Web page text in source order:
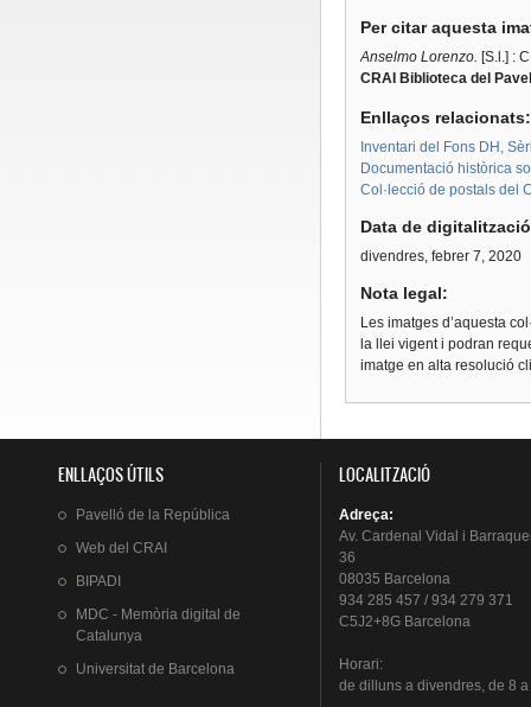
Per citar aquesta
Anselmo Lorenzo. [S.l.] :
CRAI Biblioteca del
Enllaços
Inventari del Fons DH,
Documentació històrica
Col·lecció de postals del
Data de
divendres, febrer 7, 2020
Nota legal:
Les imatges d’aquesta
la llei vigent i podran
imatge en alta resolució
ENLLAÇOS ÚTILS
Pavelló de la República
Web del CRAI
BIPADI
MDC - Memòria digital de
Catalunya
Universitat de Barcelona
LOCALITZACIÓ
Adreça:
Av. Cardenal Vidal i
36
08035 Barcelona
934 285 457 / 934 279 371
C5J2+8G Barcelona
Horari:
de dillunsa divendres, de 8